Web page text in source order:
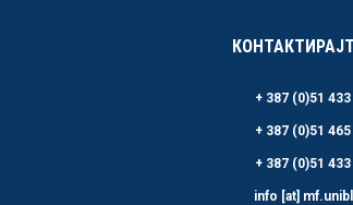
+ 387 (0)51
+ 387 (0)51
+ 387 (0)51
info [at]